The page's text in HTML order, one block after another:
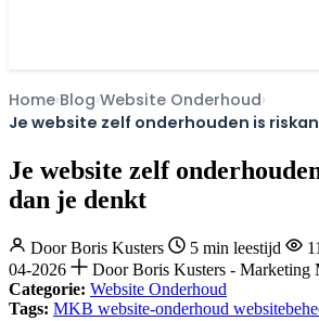
Home Blog Website Onderhoud
Je website zelf onderhouden is
Je website zelf
dan je denkt
DoorBoris Kusters 5 min leestijd
04-2026
Door Boris Kusters - Marketing
Categorie: Website Onderhoud
Tags: MKB website-onderhoud